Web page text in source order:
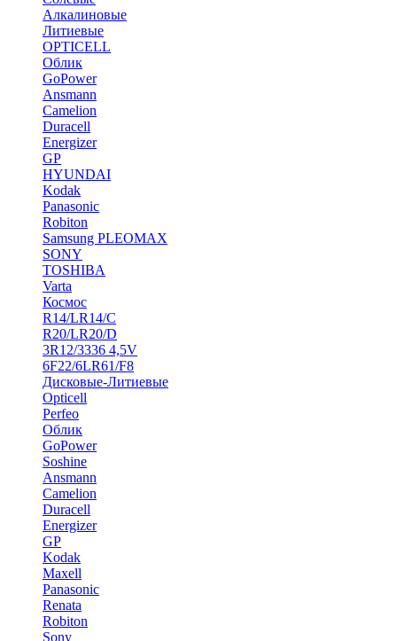
Алкалиновые
Литиевые
OPTICELL
Облик
GoPower
Ansmann
Camelion
Duracell
Energizer
GP
HYUNDAI
Kodak
Panasonic
Robiton
Samsung PLEOMAX
SONY
TOSHIBA
Varta
Космос
R14/LR14/C
R20/LR20/D
3R12/3336 4,5V
6F22/6LR61/F8
Дисковые-Литиевые
Opticell
Perfeo
Облик
GoPower
Soshine
Ansmann
Camelion
Duracell
Energizer
GP
Kodak
Maxell
Panasonic
Renata
Robiton
Sony